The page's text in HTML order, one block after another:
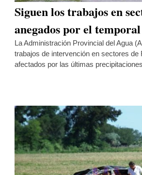
Siguen los trabajos en
anegados por el temporal
La Administración Provincial del Agua
trabajos de intervención en sectores de
afectados por las últimas